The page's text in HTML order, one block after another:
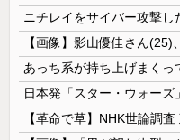
【画像】影山優佳さん